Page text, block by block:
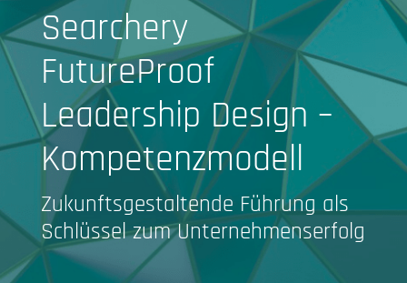
Searchery
FutureProof
Leadership Design –
Kompetenzmodell
Zukunftsgestaltende Führung als
Schlüssel zum Unternehmenserfolg